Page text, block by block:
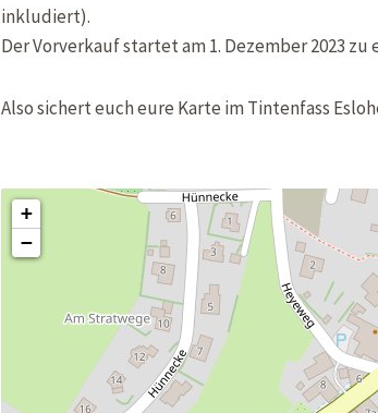
inkludiert).
Der Vorverkauf startet am 1. Dezember 2023 zu
Also sichert euch eure Karte im Tintenfass
+
−